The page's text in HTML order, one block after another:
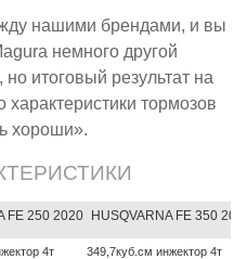
нашими брендами, и вы
немного другой
итоговый результат на
тормозов
хороши».
FE 250 2020 HUSQVARNA FE 350
4т 349,7куб.см инжектор 4т